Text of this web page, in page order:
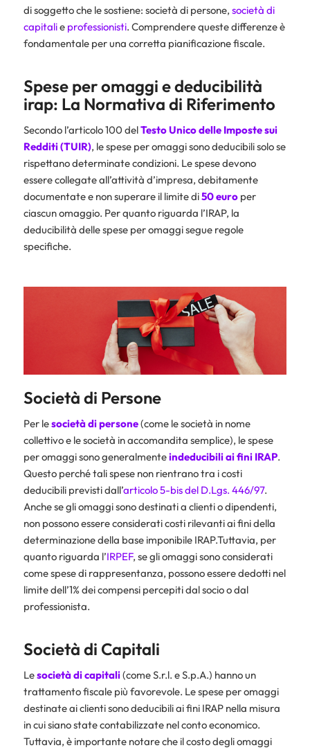
di soggetto che le sostiene: società di persone, società di
capitalie professionisti. Comprendere queste differenze è
fondamentale per una corretta pianificazione fiscale.
Spese per omaggi e deducibilità
irap: La Normativa di Riferimento
Secondo l’articolo 100 delTesto Unico delle Imposte sui
Redditi (TUIR), le spese per omaggi sono deducibili solo se
rispettano determinate condizioni. Le spese devono
essere collegate all’attività d’impresa, debitamente
documentate e non superare il limite di50 europer
ciascun omaggio. Per quanto riguarda l’IRAP, la
deducibilità delle spese per omaggi segue regole
specifiche.
Società di Persone
Per lesocietà di persone(come le società in nome
collettivo e le società in accomandita semplice), le spese
per omaggi sono generalmenteindeducibili ai fini IRAP.
Questo perché tali spese non rientrano tra i costi
deducibili previsti dall’articolo 5-bis del D.Lgs. 446/97.
Anche se gli omaggi sono destinati a clienti o dipendenti,
non possono essere considerati costi rilevanti ai fini della
determinazione della base imponibile IRAP.Tuttavia, per
quanto riguarda l’IRPEF, se gli omaggi sono considerati
come spese di rappresentanza, possono essere dedotti nel
limite dell’1% dei compensi percepiti dal socio o dal
professionista.
Società di Capitali
Lesocietà di capitali(come S.r.l. e S.p.A.) hanno un
trattamento fiscale più favorevole. Le spese per omaggi
destinate ai clienti sono deducibili ai fini IRAP nella misura
in cui siano state contabilizzate nel conto economico.
Tuttavia, è importante notare che il costo degli omaggi